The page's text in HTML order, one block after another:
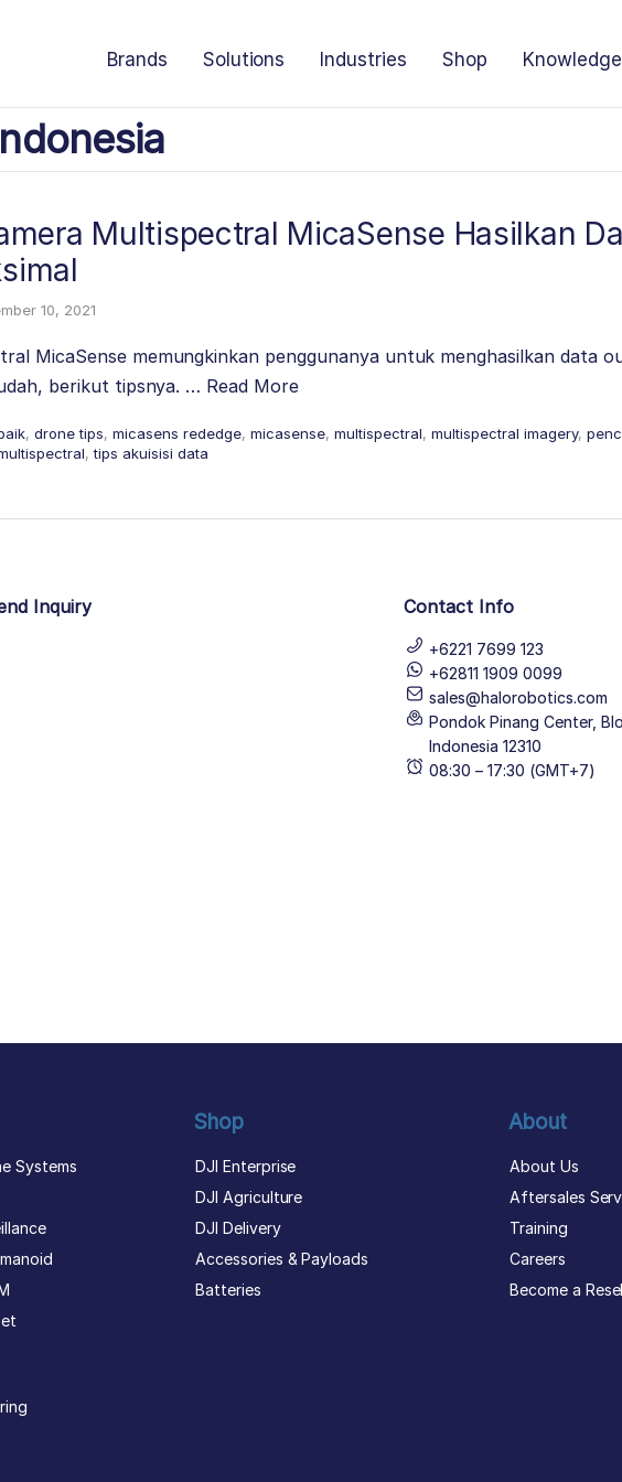
Brands Solutions Industries Shop
Multispectral MicaSense Hasilkan
10, 2021
MicaSense memungkinkan penggunanya untuk menghasilkan data
berikut tipsnya. … Read More
, drone tips, micasens rededge, micasense, multispectral, multispectral imagery,
,tips akuisisi data
Inquiry Contact Info
+6221 7699 123
+62811 1909 0099
sales@halorobotics.com
Pondok Pinang Center,
Indonesia 12310
08:30 – 17:30 (GMT+7)
Systems
Shop
DJI Enterprise
DJI Agriculture
DJI Delivery
Accessories & Payloads
Batteries
About
About Us
Aftersales
Training
Careers
Become a